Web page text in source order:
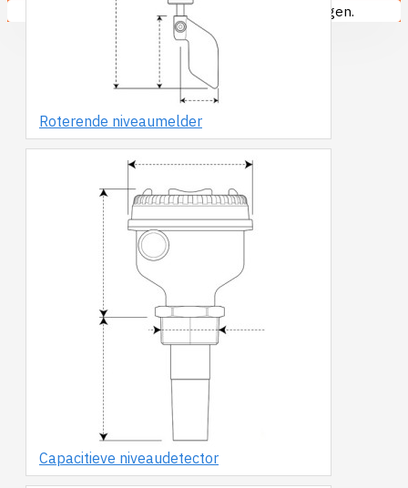
U heeft nog geen producten in uw winkelwagen.
Roterende niveaumelder
Capacitieve niveaudetector